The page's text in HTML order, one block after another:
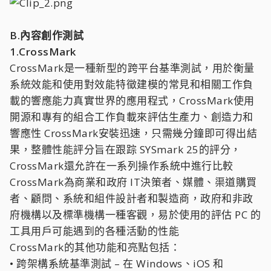
B.內容創作測試
1.CrossMark
CrossMark是一種新型的跨平台基準測試，用於衡量
系統效能和使用對效能特徵建模的常見和相關工作負
載的響應能力真實世界的應用程式，CrossMark使用
開源和專有的組合工作負載來評估生產力、創造力和
響應性 CrossMark安裝迅速，只需幾分鐘即可得出結
果，整體性能評分旨在跟踪 SYSmark 25的評分，
CrossMark還允許在一系列操作系統中進行比較
CrossMark為商業和政府 IT決策者、媒體、渠道購買
者、顧問、系統和組件設計者和製造商，政府和非政
府機構以及標準機構一種客觀，易於使用的評估 PC 的
工具用戶可能遇到的各種活動的性能
CrossMark的其他功能和亮點包括：
• 跨架構系統基準測試 – 在 Windows、iOS 和